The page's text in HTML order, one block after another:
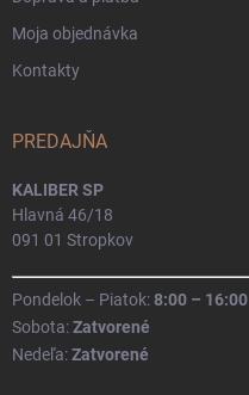
Moja objednávka
Kontakty
PREDAJŇA
KALIBER SP
Hlavná 46/18
091 01 Stropkov
Pondelok – Piatok:8:00 – 16:00
Sobota:Zatvorené
Nedeľa:Zatvorené